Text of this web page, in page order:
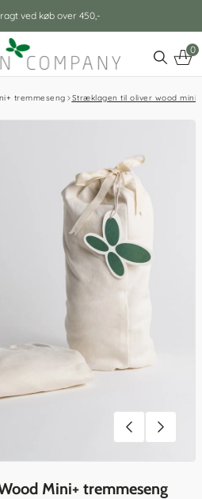
ved køb over 450,-
0
tremmeseng Stræklagen til oliver wood
Mini+ tremmeseng